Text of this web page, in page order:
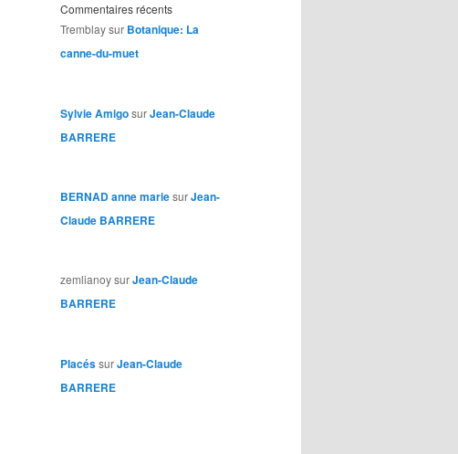
Commentaires récents
Tremblaysur Botanique: La
canne-du-muet
Sylvie AmigosurJean-Claude
BARRERE
BERNAD anne mariesurJean-
Claude BARRERE
zemlianoysurJean-Claude
BARRERE
PlacéssurJean-Claude
BARRERE